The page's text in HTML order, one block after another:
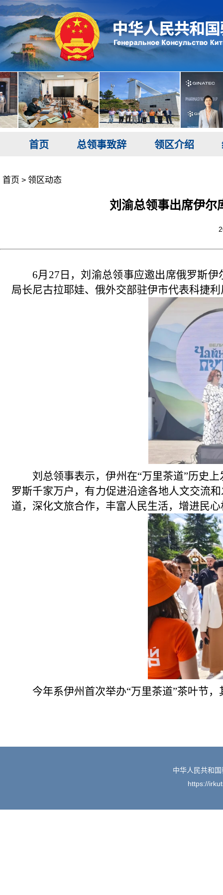
首页 总领事致辞 领区介绍
首页 > 领区动态
刘渝总领事出席伊尔
6月27日，刘渝总领事应邀出席俄罗斯
局长尼古拉耶娃、俄外交部驻伊市代表科捷
刘总领事表示，伊州在“万里茶道”历史
罗斯千家万户，有力促进沿途各地人文交流
道，深化文旅合作，丰富人民生活，增进民
今年系伊州首次举办“万里茶道”茶叶节
中华人民共和
https://